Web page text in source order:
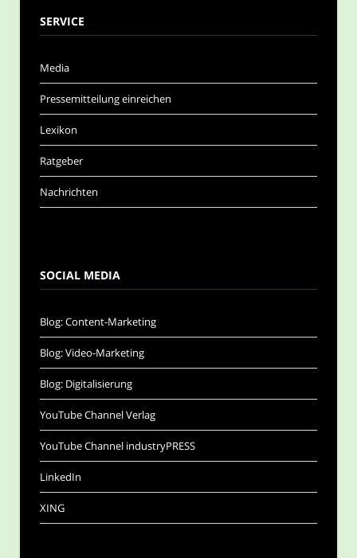
SERVICE
Media
Pressemitteilung einreichen
Lexikon
Ratgeber
Nachrichten
SOCIAL MEDIA
Blog: Content-Marketing
Blog: Video-Marketing
Blog: Digitalisierung
YouTube Channel Verlag
YouTube Channel industryPRESS
LinkedIn
XING